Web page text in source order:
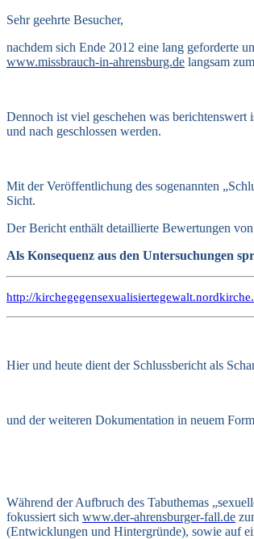
Sehr geehrte Besucher,
nachdem sich Ende 2012 eine lang geforderte
www.missbrauch-in-ahrensburg.de langsam
Dennoch ist viel geschehen was
und nach geschlossen werden.
Mit der Veröffentlichung des sogenannten
Sicht.
Der Bericht enthält detaillierte Bewertungen
Als Konsequenz aus den Untersuchungen
http://
Hier und heute dient der Schlussbericht als
und der weiteren Dokumentation in neuem
Während der Aufbruch des Tabuthemas
fokussiert sich www.der-ahrensburger-fall.de
(Entwicklungen und Hintergründe), sowie auf